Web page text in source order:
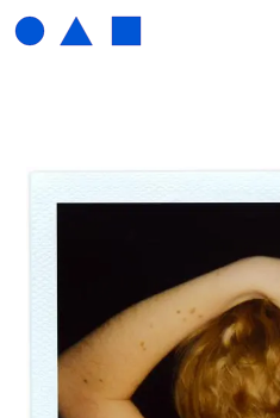
CATALOGUE